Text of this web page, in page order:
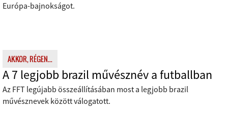
Európa-bajnokságot.
AKKOR, RÉGEN...
A 7 legjobb brazil művésznév a futballban
Az FFT legújabb összeállításában most a legjobb brazil
művésznevek között válogatott.